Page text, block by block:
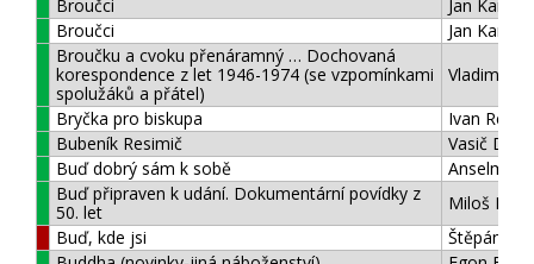
Broučci
Jan
Broučci
Jan
Broučku a cvoku přenáramný … Dochovaná
korespondence z let 1946-1974 (se vzpomínkami
spolužáků a přátel)
Vladimír
Bryčka pro biskupa
Ivan
Bubeník Resimič
Vasič
Buď dobrý sám k sobě
Anselm
Buď připraven k udání. Dokumentární povídky z
50. let
Miloš
Buď, kde jsi
Štěpán